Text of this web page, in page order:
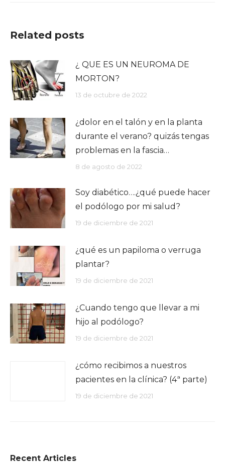
Related posts
¿ QUE ES UN NEUROMA DE
MORTON?
13 de octubre de 2022
¿dolor en el talón y en la planta
durante el verano? quizás tengas
problemas en la fascia…
8 de agosto de 2022
Soy diabético….¿qué puede hacer
el podólogo por mi salud?
19 de diciembre de 2021
¿qué es un papiloma o verruga
plantar?
19 de diciembre de 2021
¿Cuando tengo que llevar a mi
hijo al podólogo?
19 de diciembre de 2021
¿cómo recibimos a nuestros
pacientes en la clínica? (4ª parte)
19 de diciembre de 2021
Recent Articles